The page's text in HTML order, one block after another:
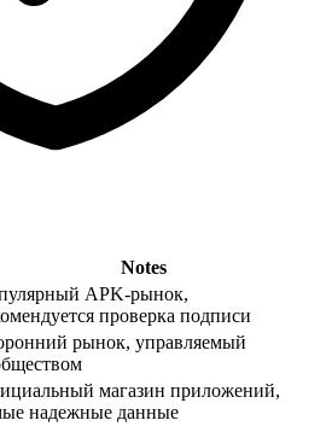
Notes
APK-рынок,
проверка подписи
рынок, управляемый
магазин приложений,
надежные данные